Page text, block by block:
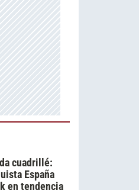
cuadrillé:
España
en tendencia